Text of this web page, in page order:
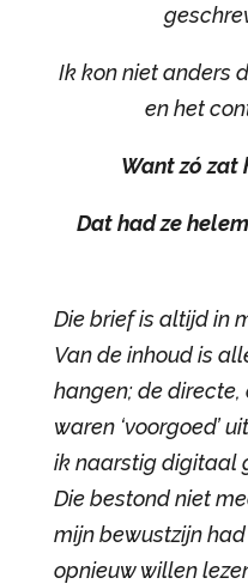
Ik kon niet anders
en het
Want zó zat
Dat had ze
Die brief is altijd in
Van de inhoud is
hangen; de
waren ‘voorgoed’
ik naarstig digitaal
Die bestond niet
mijn bewustzijn
opnieuw willen